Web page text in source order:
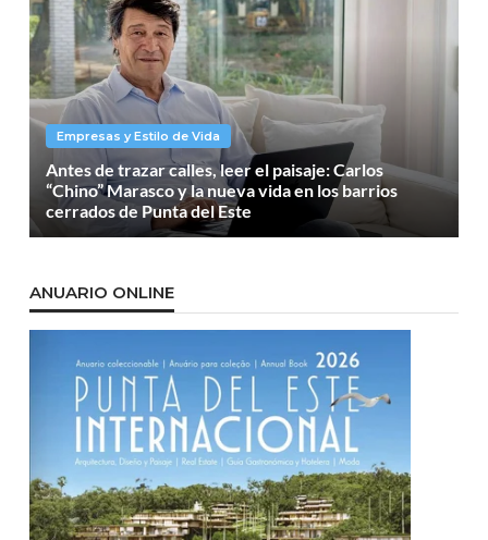
Empresas y Estilo de Vida
Antes de trazar calles, leer el paisaje: Carlos
“Chino” Marasco y la nueva vida en los barrios
cerrados de Punta del Este
ANUARIO ONLINE